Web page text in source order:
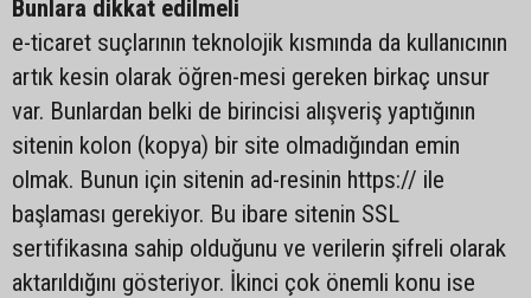
Bunlara dikkat edilmeli
e-ticaret suçlarının teknolojik kısmında da kullanıcının
artık kesin olarak öğren-mesi gereken birkaç unsur
var. Bunlardan belki de birincisi alışveriş yaptığının
sitenin kolon (kopya) bir site olmadığından emin
olmak. Bunun için sitenin ad-resinin https:// ile
başlaması gerekiyor. Bu ibare sitenin SSL
sertifikasına sahip olduğunu ve verilerin şifreli olarak
aktarıldığını gösteriyor. İkinci çok önemli konu ise